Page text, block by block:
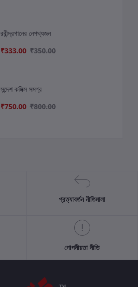
রবীন্দ্রগানের নেপথ্যজন
₹333.00 ₹350.00
সন্দেশ কমিক্স সমগ্র
₹750.00 ₹800.00
প্রত্যাবর্তন নীতিমালা
গোপনীয়তা নীতি